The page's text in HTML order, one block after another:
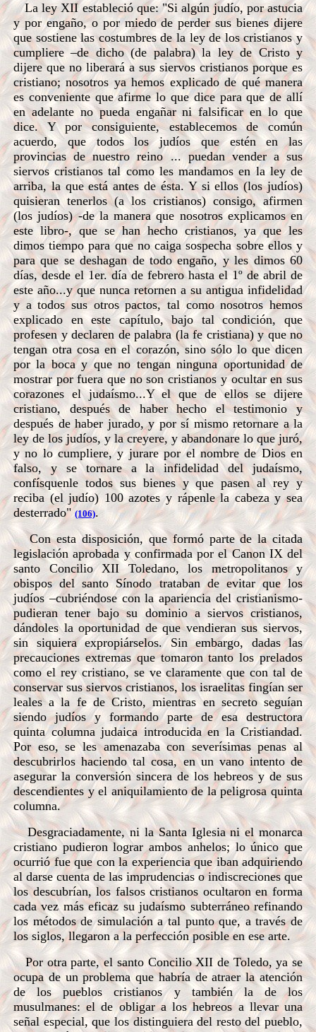
La ley XII estableció que: "Si algún judío, por astucia
y por engaño, o por miedo de perder sus bienes dijere
que sostiene las costumbres de la ley de los cristianos y
cumpliere –de dicho (de palabra) la ley de Cristo y
dijere que no liberará a sus siervos cristianos porque es
cristiano; nosotros ya hemos explicado de qué manera
es conveniente que afirme lo que dice para que de allí
en adelante no pueda engañar ni falsificar en lo que
dice. Y por consiguiente, establecemos de común
acuerdo, que todos los judíos que estén en las
provincias de nuestro reino ... puedan vender a sus
siervos cristianos tal como les mandamos en la ley de
arriba, la que está antes de ésta. Y si ellos (los judíos)
quisieran tenerlos (a los cristianos) consigo, afirmen
(los judíos) -de la manera que nosotros explicamos en
este libro-, que se han hecho cristianos, ya que les
dimos tiempo para que no caiga sospecha sobre ellos y
para que se deshagan de todo engaño, y les dimos 60
días, desde el 1er. día de febrero hasta el 1º de abril de
este año...y que nunca retornen a su antigua infidelidad
y a todos sus otros pactos, tal como nosotros hemos
explicado en este capítulo, bajo tal condición, que
profesen y declaren de palabra (la fe cristiana) y que no
tengan otra cosa en el corazón, sino sólo lo que dicen
por la boca y que no tengan ninguna oportunidad de
mostrar por fuera que no son cristianos y ocultar en sus
corazones el judaísmo...Y el que de ellos se dijere
cristiano, después de haber hecho el testimonio y
después de haber jurado, y por sí mismo retornare a la
ley de los judíos, y la creyere, y abandonare lo que juró,
y no lo cumpliere, y jurare por el nombre de Dios en
falso, y se tornare a la infidelidad del judaísmo,
confísquenle todos sus bienes y que pasen al rey y
reciba (el judío) 100 azotes y rápenle la cabeza y sea
desterrado"(106).
Con esta disposición, que formó parte de la citada
legislación aprobada y confirmada por el Canon IX del
santo Concilio XII Toledano, los metropolitanos y
obispos del santo Sínodo trataban de evitar que los
judíos –cubriéndose con la apariencia del cristianismo-
pudieran tener bajo su dominio a siervos cristianos,
dándoles la oportunidad de que vendieran sus siervos,
sin siquiera expropiárselos. Sin embargo, dadas las
precauciones extremas que tomaron tanto los prelados
como el rey cristiano, se ve claramente que con tal de
conservar sus siervos cristianos, los israelitas fingían ser
leales a la fe de Cristo, mientras en secreto seguían
siendo judíos y formando parte de esa destructora
quinta columna judaica introducida en la Cristiandad.
Por eso, se les amenazaba con severísimas penas al
descubrirlos haciendo tal cosa, en un vano intento de
asegurar la conversión sincera de los hebreos y de sus
descendientes y el aniquilamiento de la peligrosa quinta
columna.
Desgraciadamente, ni la Santa Iglesia ni el monarca
cristiano pudieron lograr ambos anhelos; lo único que
ocurrió fue que con la experiencia que iban adquiriendo
al darse cuenta de las imprudencias o indiscreciones que
los descubrían, los falsos cristianos ocultaron en forma
cada vez más eficaz su judaísmo subterráneo refinando
los métodos de simulación a tal punto que, a través de
los siglos, llegaron a la perfección posible en ese arte.
Por otra parte, el santo Concilio XII de Toledo, ya se
ocupa de un problema que habría de atraer la atención
de los pueblos cristianos y también la de los
musulmanes: el de obligar a los hebreos a llevar una
señal especial, que los distinguiera del resto del pueblo,